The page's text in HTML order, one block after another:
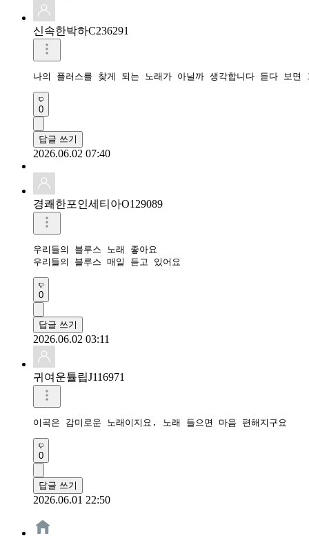
신속한박하C236291
나의 플러스를 찾게 되는 노래가 아닐까 생각합니다 듣다 보면
0
답글 쓰기
2026.06.02 07:40
경쾌한포인세티아O129089
우리들의 블루스 노래 좋아요
우리들의 블루스 매일 듣고 있어요
0
답글 쓰기
2026.06.02 03:11
귀여운튤립J116971
이곡은 감미로운 노래이지요. 노래 들으면 마음 편해지구요
0
답글 쓰기
2026.06.01 22:50